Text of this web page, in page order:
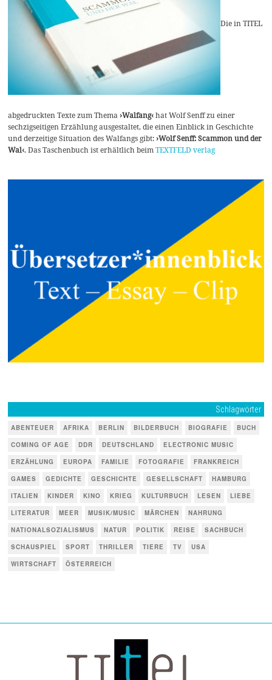
Die in TITEL
abgedruckten Texte zum Thema›Walfang‹hat Wolf Senff zu einer
sechzigseitigen Erzählung ausgestaltet, die einen Einblick in Geschichte
und derzeitige Situation des Walfangs gibt:›Wolf Senff: Scammon und der
Wal‹. Das Taschenbuch ist erhältlich beimTEXTFELD verlag
Schlagwörter
ABENTEUER AFRIKA BERLIN BILDERBUCH BIOGRAFIE
BUCH
COMING OF AGE
DDR DEUTSCHLAND
ELECTRONIC MUSIC
ERZÄHLUNG
EUROPA FAMILIE FOTOGRAFIE
FRANKREICH
GAMES
GEDICHTE GESCHICHTE GESELLSCHAFT
HAMBURG
ITALIEN
KINDER KINO KRIEG KULTURBUCH LESEN
LIEBE
LITERATUR
MEER MUSIK/MUSIC MÄRCHEN
NAHRUNG
NATIONALSOZIALISMUS
NATUR POLITIK REISE
SACHBUCH
SCHAUSPIEL
SPORT THRILLER TIERE TV
USA
WIRTSCHAFT
ÖSTERREICH